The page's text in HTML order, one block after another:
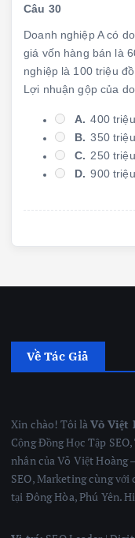
Câu 30
Doanh nghiệp A có
giá vốn hàng bán là
nghiệp là 100 triệu
Lợi nhuận gộp của
A. 400
B. 350
C. 250
D. 900
Về Tác Giả
Xin chào! Tôi làVõ Việt
Cộng Đồng Học Tập
nhân của Võ Việt Hoàng
SEO, Marketing cùng
tại Đông Hòa, Phú Yên.